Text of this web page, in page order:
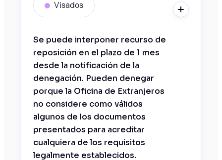
Visados
Se puede interponer recurso de
reposición en el plazo de 1 mes
desde la notificación de la
denegación. Pueden denegar
porque la Oficina de Extranjeros
no considere como válidos
algunos de los documentos
presentados para acreditar
cualquiera de los requisitos
legalmente establecidos.